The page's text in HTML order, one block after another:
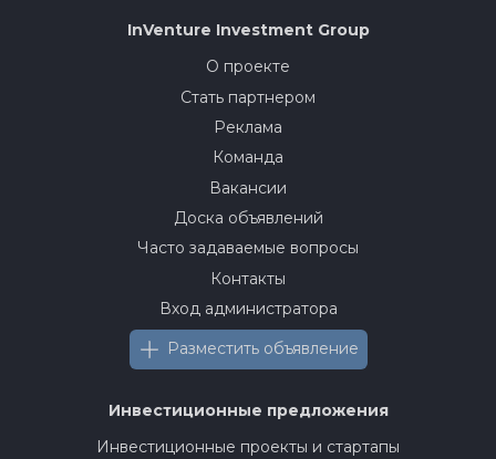
InVenture Investment Group
О проекте
Стать партнером
Реклама
Команда
Вакансии
Доска объявлений
Часто задаваемые вопросы
Контакты
Вход администратора
Разместить объявление
Инвестиционные предложения
Инвестиционные проекты и стартапы